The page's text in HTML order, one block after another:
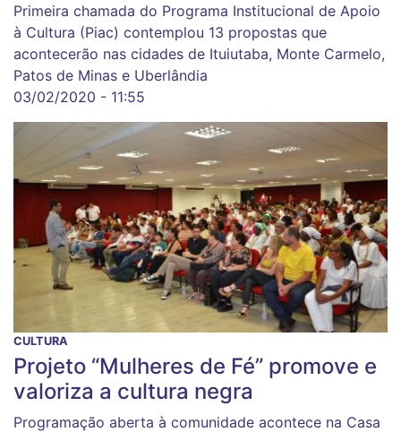
Primeira chamada do Programa Institucional de Apoio
à Cultura (Piac) contemplou 13 propostas que
acontecerão nas cidades de Ituiutaba, Monte Carmelo,
Patos de Minas e Uberlândia
03/02/2020 - 11:55
CULTURA
Projeto “Mulheres de Fé” promove e
valoriza a cultura negra
Programação aberta à comunidade acontece na Casa